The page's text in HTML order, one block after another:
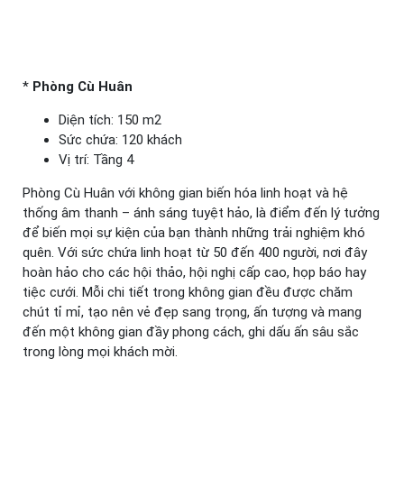
* Phòng Cù Huân
Diện tích: 150 m2
Sức chứa: 120 khách
Vị trí: Tầng 4
Phòng Cù Huân với không gian biến hóa linh hoạt và hệ
thống âm thanh – ánh sáng tuyệt hảo, là điểm đến lý tưởng
để biến mọi sự kiện của bạn thành những trải nghiệm khó
quên. Với sức chứa linh hoạt từ 50 đến 400 người, nơi đây
hoàn hảo cho các hội thảo, hội nghị cấp cao, họp báo hay
tiệc cưới. Mỗi chi tiết trong không gian đều được chăm
chút tỉ mỉ, tạo nên vẻ đẹp sang trọng, ấn tượng và mang
đến một không gian đầy phong cách, ghi dấu ấn sâu sắc
trong lòng mọi khách mời.